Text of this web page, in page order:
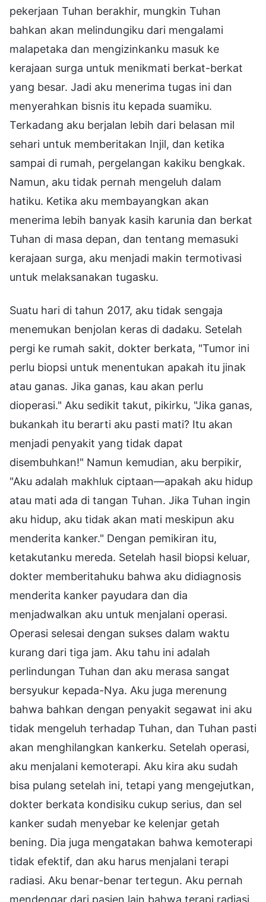
pekerjaan Tuhan berakhir, mungkin Tuhan
bahkan akan melindungiku dari mengalami
malapetaka dan mengizinkanku masuk ke
kerajaan surga untuk menikmati berkat-berkat
yang besar. Jadi aku menerima tugas ini dan
menyerahkan bisnis itu kepada suamiku.
Terkadang aku berjalan lebih dari belasan mil
sehari untuk memberitakan Injil, dan ketika
sampai di rumah, pergelangan kakiku bengkak.
Namun, aku tidak pernah mengeluh dalam
hatiku. Ketika aku membayangkan akan
menerima lebih banyak kasih karunia dan berkat
Tuhan di masa depan, dan tentang memasuki
kerajaan surga, aku menjadi makin termotivasi
untuk melaksanakan tugasku.
Suatu hari di tahun 2017, aku tidak sengaja
menemukan benjolan keras di dadaku. Setelah
pergi ke rumah sakit, dokter berkata, "Tumor ini
perlu biopsi untuk menentukan apakah itu jinak
atau ganas. Jika ganas, kau akan perlu
dioperasi." Aku sedikit takut, pikirku, "Jika ganas,
bukankah itu berarti aku pasti mati? Itu akan
menjadi penyakit yang tidak dapat
disembuhkan!" Namun kemudian, aku berpikir,
"Aku adalah makhluk ciptaan—apakah aku hidup
atau mati ada di tangan Tuhan. Jika Tuhan ingin
aku hidup, aku tidak akan mati meskipun aku
menderita kanker." Dengan pemikiran itu,
ketakutanku mereda. Setelah hasil biopsi keluar,
dokter memberitahuku bahwa aku didiagnosis
menderita kanker payudara dan dia
menjadwalkan aku untuk menjalani operasi.
Operasi selesai dengan sukses dalam waktu
kurang dari tiga jam. Aku tahu ini adalah
perlindungan Tuhan dan aku merasa sangat
bersyukur kepada-Nya. Aku juga merenung
bahwa bahkan dengan penyakit segawat ini aku
tidak mengeluh terhadap Tuhan, dan Tuhan pasti
akan menghilangkan kankerku. Setelah operasi,
aku menjalani kemoterapi. Aku kira aku sudah
bisa pulang setelah ini, tetapi yang mengejutkan,
dokter berkata kondisiku cukup serius, dan sel
kanker sudah menyebar ke kelenjar getah
bening. Dia juga mengatakan bahwa kemoterapi
tidak efektif, dan aku harus menjalani terapi
radiasi. Aku benar-benar tertegun. Aku pernah
mendengar dari pasien lain bahwa terapi radiasi